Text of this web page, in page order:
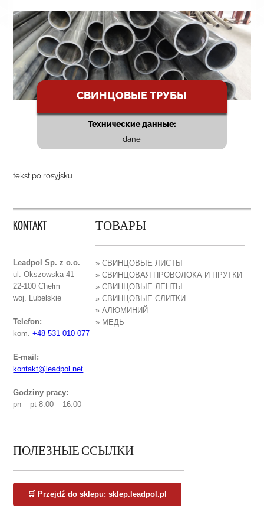
СВИНЦОВЫЕ ТРУБЫ
Технические данные:
dane
tekst po rosyjsku
KONTAKT
Leadpol Sp. z o.o.
ul. Okszowska 41
22-100 Chełm
woj. Lubelskie
Telefon:
kom.+48 531 010 077
E-mail:
kontakt@leadpol.net
Godziny pracy:
pn – pt 8:00 – 16:00
ТОВАРЫ
» СВИНЦОВЫЕ ЛИСТЫ
» СВИНЦОВАЯ ПРОВОЛОКА И ПРУТКИ
» СВИНЦОВЫЕ ЛЕНТЫ
» СВИНЦОВЫЕ СЛИТКИ
» АЛЮМИНИЙ
» МЕДЬ
ПОЛЕЗНЫЕ ССЫЛКИ
🛒 Przejdź do sklepu: sklep.leadpol.pl